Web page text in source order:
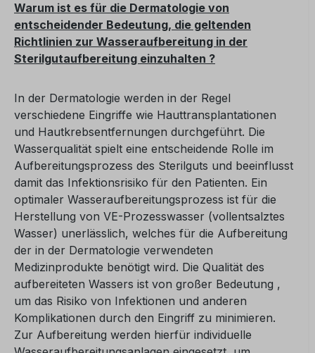
Warum ist es für die Dermatologie von
entscheidender Bedeutung, die geltenden
Richtlinien zur Wasseraufbereitung in der
Sterilgutaufbereitung einzuhalten ?
In der Dermatologie werden in der Regel
verschiedene Eingriffe wie Hauttransplantationen
und Hautkrebsentfernungen durchgeführt. Die
Wasserqualität spielt eine entscheidende Rolle im
Aufbereitungsprozess des Sterilguts und beeinflusst
damit das Infektionsrisiko für den Patienten. Ein
optimaler Wasseraufbereitungsprozess ist für die
Herstellung von VE-Prozesswasser (vollentsalztes
Wasser) unerlässlich, welches für die Aufbereitung
der in der Dermatologie verwendeten
Medizinprodukte benötigt wird. Die Qualität des
aufbereiteten Wassers ist von großer Bedeutung ,
um das Risiko von Infektionen und anderen
Komplikationen durch den Eingriff zu minimieren.
Zur Aufbereitung werden hierfür individuelle